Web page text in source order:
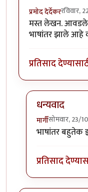
प्रमोद देर्देकररविवार,
मस्त लेखन. आवडले
भाषांतर झाले आहे
प्रतिसाद
धन्यवाद
मार्गीसोमवार, 23/
In reply to
भाषांतर बहुतेक
प्रतिसाद